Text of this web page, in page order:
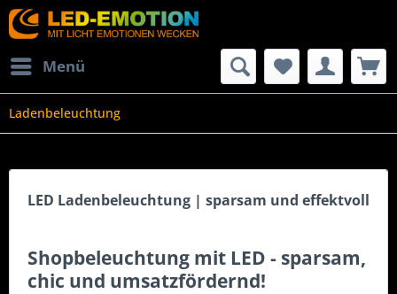
Menü
Ladenbeleuchtung
LED Ladenbeleuchtung | sparsam und effektvoll
Shopbeleuchtung mit LED - sparsam,
chic und umsatzfördernd!